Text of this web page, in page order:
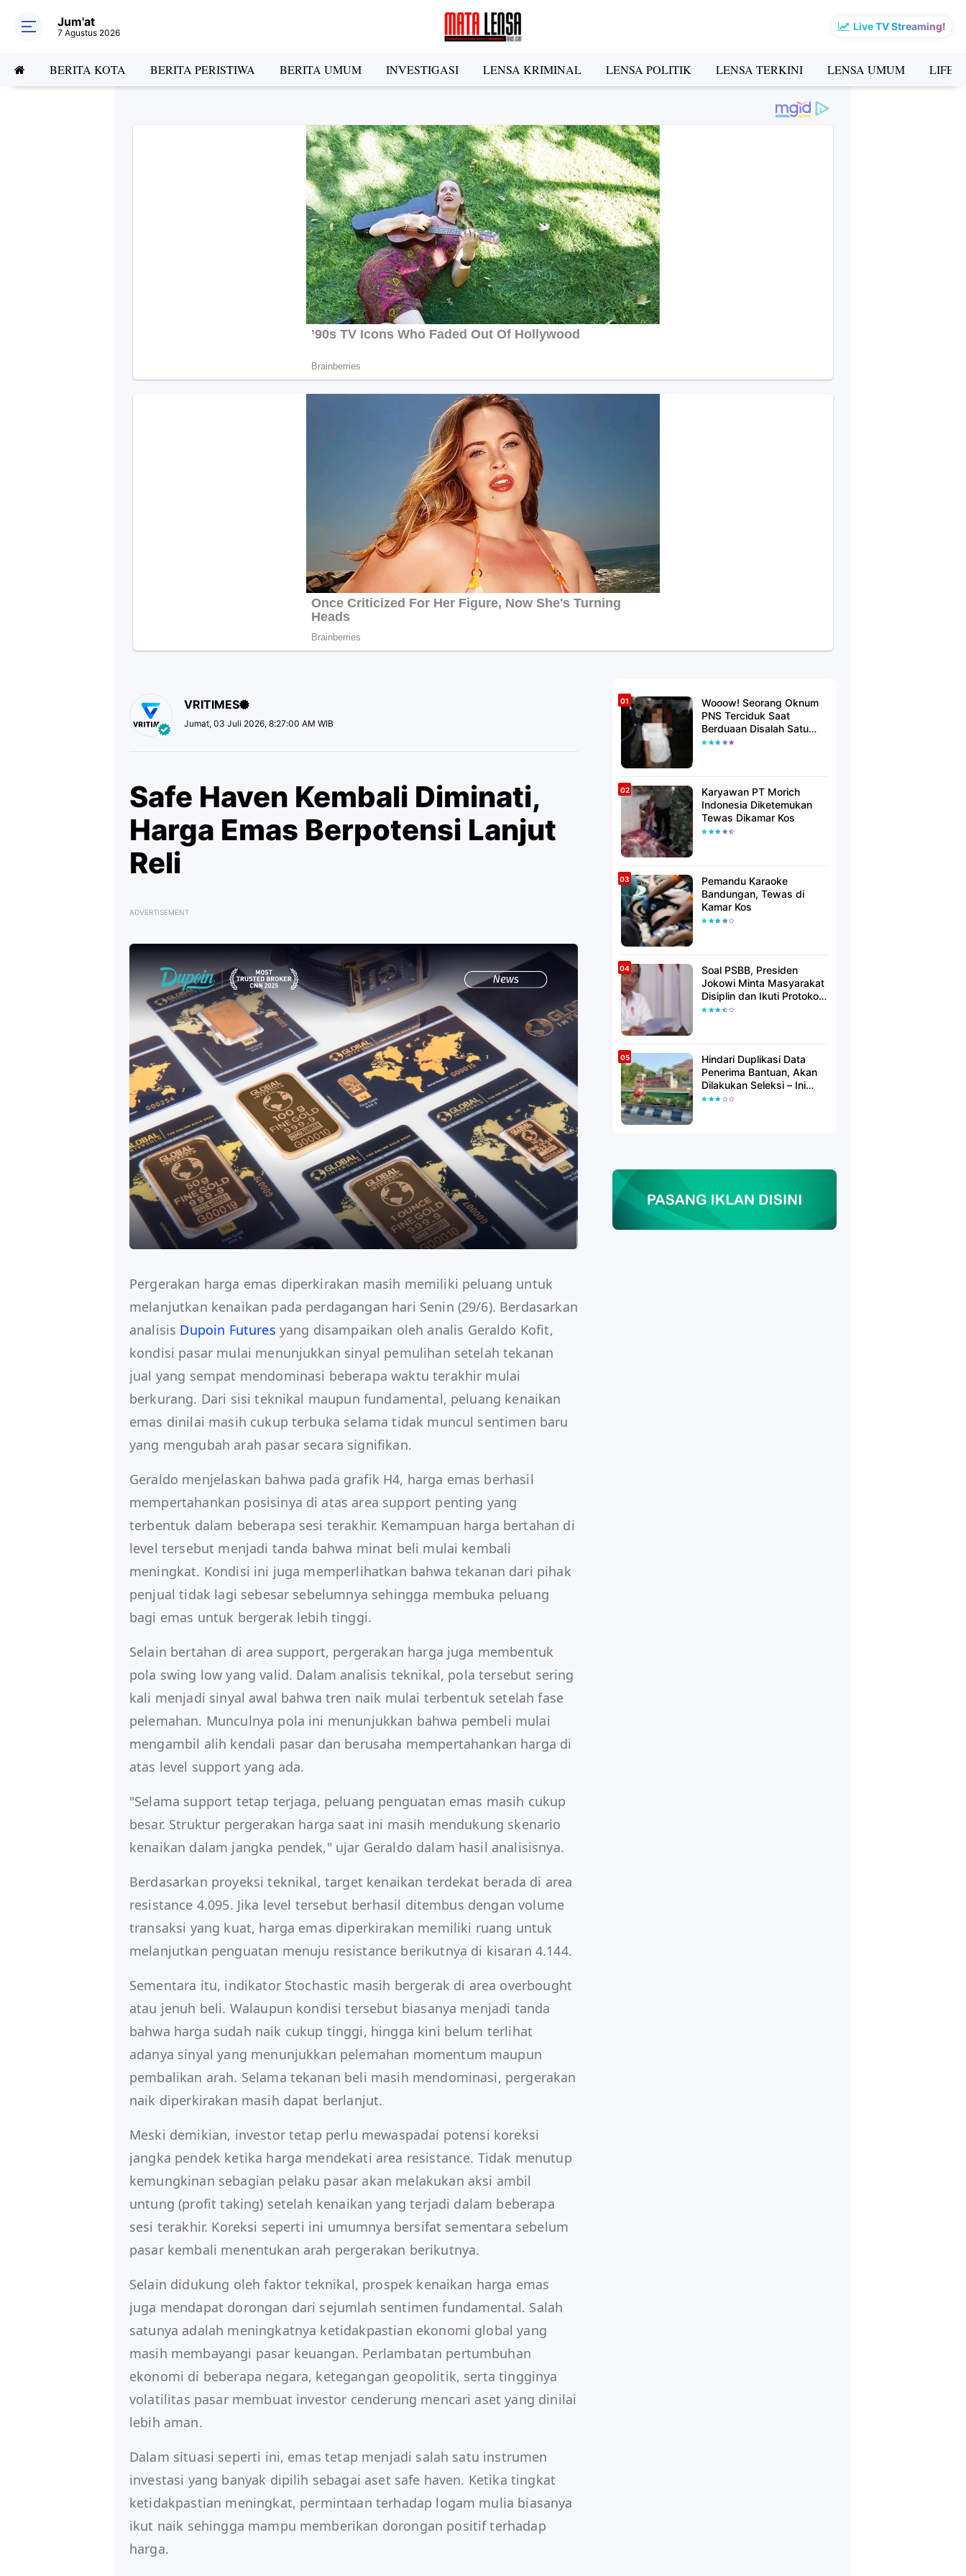
Live TV Streaming!
Jum'at
7 Agustus 2026
BERITA KOTA BERITA PERISTIWA BERITA UMUM INVESTIGASI LENSA KRIMINAL LENSA POLITIK LENSA TERKINI LENSA UMUM
VRITIMES
Jumat, 03 Juli 2026, 8:27:00 AM WIB
Safe Haven Kembali Diminati,
Harga Emas Berpotensi Lanjut
Reli
ADVERTISEMENT
Pergerakan harga emas diperkirakan masih memiliki peluang untuk
melanjutkan kenaikan pada perdagangan hari Senin (29/6). Berdasarkan
analisis Dupoin Futures yang disampaikan oleh analis Geraldo Kofit,
kondisi pasar mulai menunjukkan sinyal pemulihan setelah tekanan
jual yang sempat mendominasi beberapa waktu terakhir mulai
berkurang. Dari sisi teknikal maupun fundamental, peluang kenaikan
emas dinilai masih cukup terbuka selama tidak muncul sentimen baru
yang mengubah arah pasar secara signifikan.
Geraldo menjelaskan bahwa pada grafik H4, harga emas berhasil
mempertahankan posisinya di atas area support penting yang
terbentuk dalam beberapa sesi terakhir. Kemampuan harga bertahan di
level tersebut menjadi tanda bahwa minat beli mulai kembali
meningkat. Kondisi ini juga memperlihatkan bahwa tekanan dari pihak
penjual tidak lagi sebesar sebelumnya sehingga membuka peluang
bagi emas untuk bergerak lebih tinggi.
Selain bertahan di area support, pergerakan harga juga membentuk
pola swing low yang valid. Dalam analisis teknikal, pola tersebut sering
kali menjadi sinyal awal bahwa tren naik mulai terbentuk setelah fase
pelemahan. Munculnya pola ini menunjukkan bahwa pembeli mulai
mengambil alih kendali pasar dan berusaha mempertahankan harga di
atas level support yang ada.
"Selama support tetap terjaga, peluang penguatan emas masih cukup
besar. Struktur pergerakan harga saat ini masih mendukung skenario
kenaikan dalam jangka pendek," ujar Geraldo dalam hasil analisisnya.
Berdasarkan proyeksi teknikal, target kenaikan terdekat berada di area
resistance 4.095. Jika level tersebut berhasil ditembus dengan volume
transaksi yang kuat, harga emas diperkirakan memiliki ruang untuk
melanjutkan penguatan menuju resistance berikutnya di kisaran 4.144.
Sementara itu, indikator Stochastic masih bergerak di area overbought
atau jenuh beli. Walaupun kondisi tersebut biasanya menjadi tanda
bahwa harga sudah naik cukup tinggi, hingga kini belum terlihat
adanya sinyal yang menunjukkan pelemahan momentum maupun
pembalikan arah. Selama tekanan beli masih mendominasi, pergerakan
naik diperkirakan masih dapat berlanjut.
Meski demikian, investor tetap perlu mewaspadai potensi koreksi
jangka pendek ketika harga mendekati area resistance. Tidak menutup
kemungkinan sebagian pelaku pasar akan melakukan aksi ambil
untung (profit taking) setelah kenaikan yang terjadi dalam beberapa
sesi terakhir. Koreksi seperti ini umumnya bersifat sementara sebelum
pasar kembali menentukan arah pergerakan berikutnya.
Selain didukung oleh faktor teknikal, prospek kenaikan harga emas
juga mendapat dorongan dari sejumlah sentimen fundamental. Salah
satunya adalah meningkatnya ketidakpastian ekonomi global yang
masih membayangi pasar keuangan. Perlambatan pertumbuhan
ekonomi di beberapa negara, ketegangan geopolitik, serta tingginya
volatilitas pasar membuat investor cenderung mencari aset yang dinilai
lebih aman.
Dalam situasi seperti ini, emas tetap menjadi salah satu instrumen
investasi yang banyak dipilih sebagai aset safe haven. Ketika tingkat
ketidakpastian meningkat, permintaan terhadap logam mulia biasanya
ikut naik sehingga mampu memberikan dorongan positif terhadap
harga.
Wooow! Seorang Oknum
PNS Terciduk Saat
Berduaan Disalah Satu
Kamar Hotel Salatiga
Karyawan PT Morich
Indonesia Diketemukan
Tewas Dikamar Kos
Pemandu Karaoke
Bandungan, Tewas di
Kamar Kos
Soal PSBB, Presiden
Jokowi Minta Masyarakat
Disiplin dan Ikuti Protokol
Kesehatan
Hindari Duplikasi Data
Penerima Bantuan, Akan
Dilakukan Seleksi – Ini
Penjelasanya